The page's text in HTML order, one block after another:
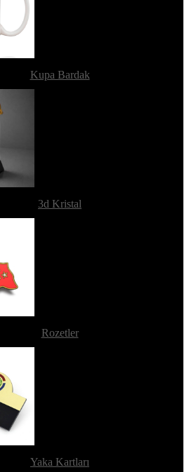
Kupa Bardak
3d Kristal
Rozetler
Yaka Kartları